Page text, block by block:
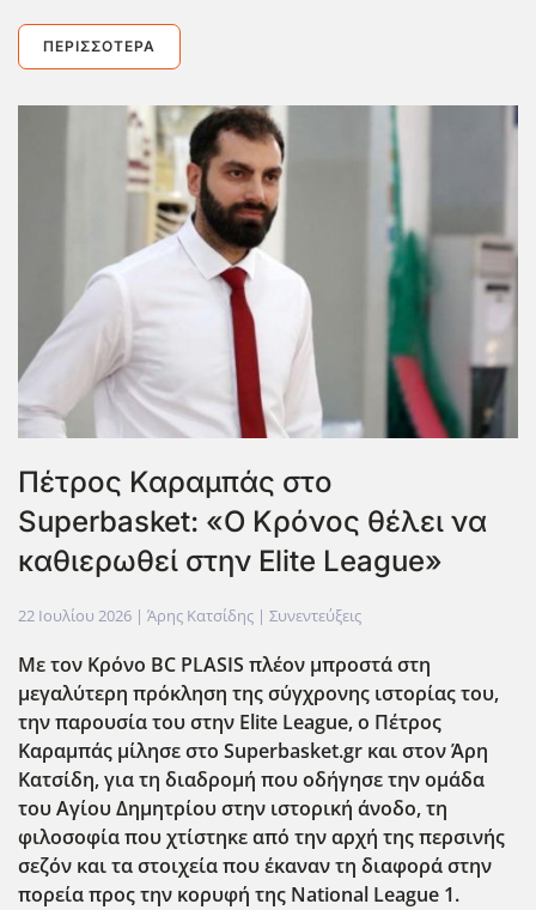
ΠΕΡΙΣΣΌΤΕΡΑ
Πέτρος Καραμπάς στο
Superbasket: «Ο Κρόνος θέλει να
καθιερωθεί στην Elite League»
22 Ιουλίου 2026 | Άρης Κατσίδης | Συνεντεύξεις
Με τον Κρόνο BC PLASIS πλέον μπροστά στη
μεγαλύτερη πρόκληση της σύγχρονης ιστορίας του,
την παρουσία του στην Elite League, ο Πέτρος
Καραμπάς μίλησε στο Superbasket.gr και στον Άρη
Κατσίδη, για τη διαδρομή που οδήγησε την ομάδα
του Αγίου Δημητρίου στην ιστορική άνοδο, τη
φιλοσοφία που χτίστηκε από την αρχή της περσινής
σεζόν και τα στοιχεία που έκαναν τη διαφορά στην
πορεία προς την κορυφή της National League 1.